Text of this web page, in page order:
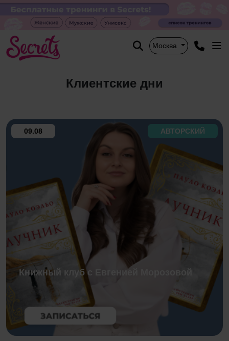
Москва
Клиентские дни
Книжный клуб с Евгенией Морозовой
АВТОРСКИЙ
09.08